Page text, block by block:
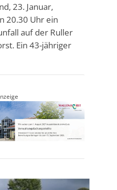
23. Januar,
20.30 Uhr ein
auf der Ruller
Ein 43-jähriger